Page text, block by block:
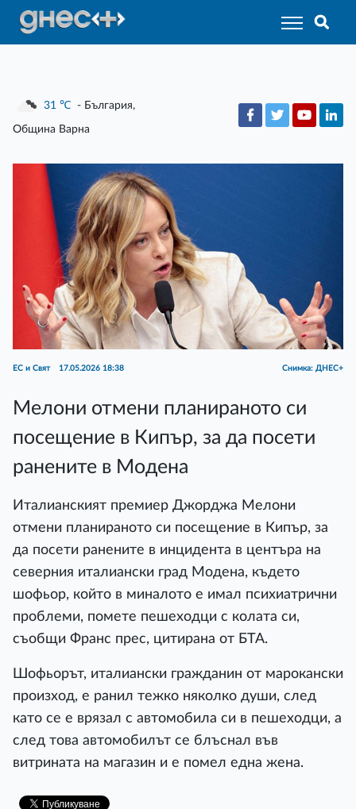
31 ℃ - България,
Община Варна
ЕС и Свят 17.05.2026 18:38 Снимка: ДНЕС+
Мелони отмени планираното си
посещение в Кипър, за да посети
ранените в Модена
Италианският премиер Джорджа Мелони
отмени планираното си посещение в Кипър, за
да посети ранените в инцидента в центъра на
северния италиански град Модена, където
шофьор, който в миналото е имал психиатрични
проблеми, помете пешеходци с колата си,
съобщи Франс прес, цитирана от БТА.
Шофьорът, италиански гражданин от марокански
произход, е ранил тежко няколко души, след
като се е врязал с автомобила си в пешеходци, а
след това автомобилът се блъснал във
витрината на магазин и е помел една жена.